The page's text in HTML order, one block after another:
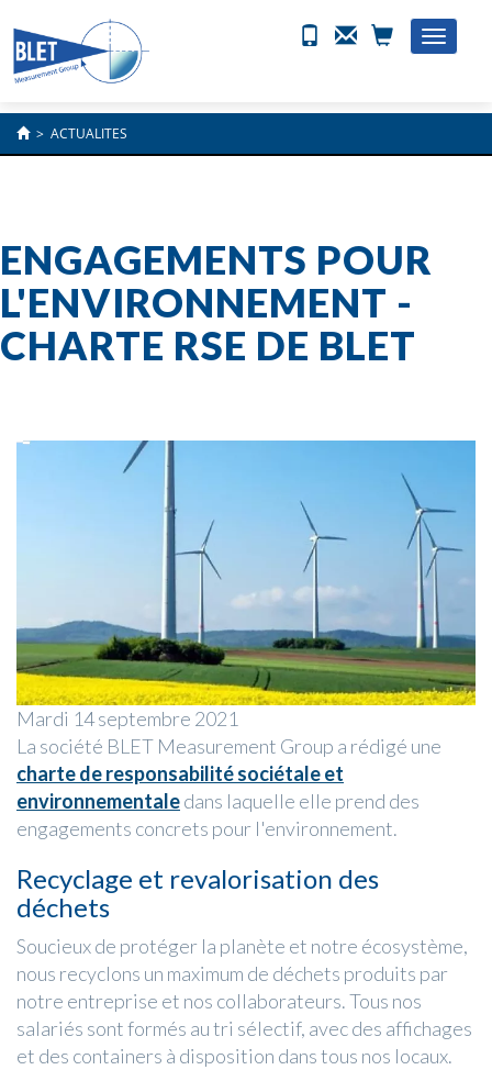
Toggle
> ACTUALITES
ENGAGEMENTS POUR
L'ENVIRONNEMENT -
CHARTE RSE DE BLET
Mardi 14 septembre 2021
La société BLET Measurement Group a rédigé une
charte de responsabilité sociétale et
environnementaledans laquelle elle prend des
engagements concrets pour l'environnement.
Recyclage et revalorisation des
déchets
Soucieux de protéger la planète et notre écosystème,
nous recyclons un maximum de déchets produits par
notre entreprise et nos collaborateurs. Tous nos
salariés sont formés au tri sélectif, avec des affichages
et des containers à disposition dans tous nos locaux.